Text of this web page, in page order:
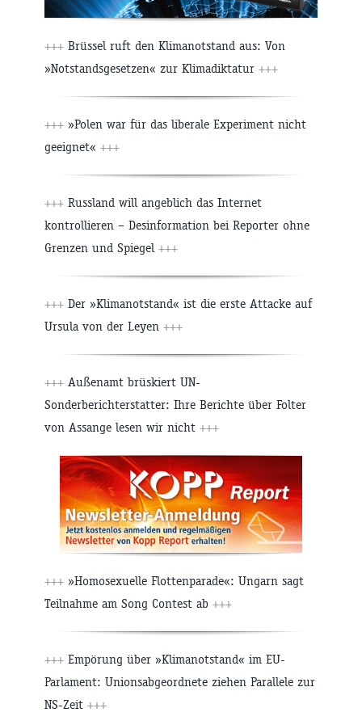
+++ Brüssel ruft den Klimanotstand aus: Von
»Notstandsgesetzen« zur Klimadiktatur +++
+++ »Polen war für das liberale Experiment nicht
geeignet« +++
+++ Russland will angeblich das Internet
kontrollieren – Desinformation bei Reporter ohne
Grenzen und Spiegel +++
+++ Der »Klimanotstand« ist die erste Attacke auf
Ursula von der Leyen +++
+++ Außenamt brüskiert UN-
Sonderberichterstatter: Ihre Berichte über Folter
von Assange lesen wir nicht +++
+++ »Homosexuelle Flottenparade«: Ungarn sagt
Teilnahme am Song Contest ab +++
+++ Empörung über »Klimanotstand« im EU-
Parlament: Unionsabgeordnete ziehen Parallele zur
NS-Zeit +++